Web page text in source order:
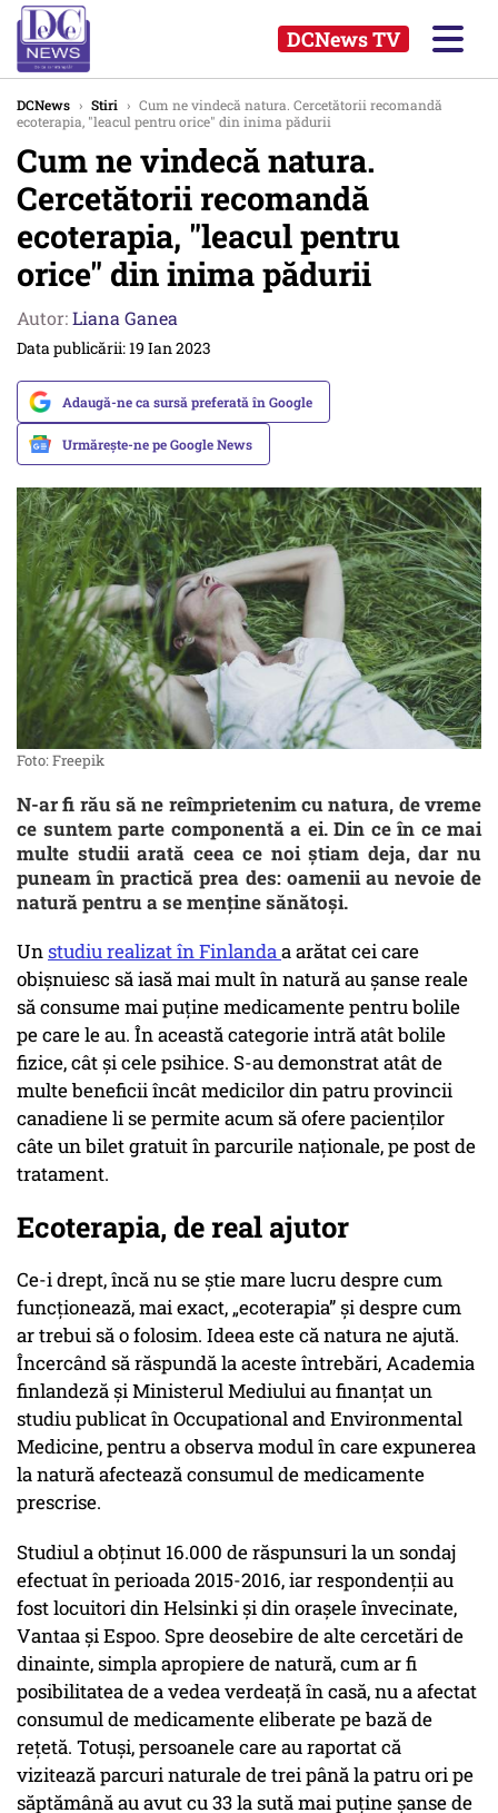
DCNews TV
DCNews › Stiri › Cum ne vindecă natura. Cercetătorii recomandă
ecoterapia, "leacul pentru orice" din inima pădurii
Cum ne vindecă natura.
Cercetătorii recomandă
ecoterapia, "leacul pentru
orice" din inima pădurii
Autor:Liana Ganea
Data publicării: 19 Ian 2023
Adaugă-ne ca sursă preferată în Google
Urmărește-ne pe Google News
Foto: Freepik
N-ar fi rău să ne reîmprietenim cu natura, de vreme
ce suntem parte componentă a ei. Din ce în ce mai
multe studii arată ceea ce noi știam deja, dar nu
puneam în practică prea des: oamenii au nevoie de
natură pentru a se menține sănătoși.
Unstudiu realizat în Finlandaa arătat cei care
obișnuiesc să iasă mai mult în natură au șanse reale
să consume mai puține medicamente pentru bolile
pe care le au. În această categorie intră atât bolile
fizice, cât și cele psihice. S-au demonstrat atât de
multe beneficii încât medicilor din patru provincii
canadiene li se permite acum să ofere pacienților
câte un bilet gratuit în parcurile naționale, pe post de
tratament.
Ecoterapia, de real ajutor
Ce-i drept, încă nu se știe mare lucru despre cum
funcționează, mai exact, „ecoterapia” și despre cum
ar trebui să o folosim. Ideea este că natura ne ajută.
Încercând să răspundă la aceste întrebări, Academia
finlandeză și Ministerul Mediului au finanțat un
studiu publicat în Occupational and Environmental
Medicine, pentru a observa modul în care expunerea
la natură afectează consumul de medicamente
prescrise.
Studiul a obținut 16.000 de răspunsuri la un sondaj
efectuat în perioada 2015-2016, iar respondenții au
fost locuitori din Helsinki și din orașele învecinate,
Vantaa și Espoo. Spre deosebire de alte cercetări de
dinainte, simpla apropiere de natură, cum ar fi
posibilitatea de a vedea verdeață în casă, nu a afectat
consumul de medicamente eliberate pe bază de
rețetă. Totuși, persoanele care au raportat că
vizitează parcuri naturale de trei până la patru ori pe
săptămână au avut cu 33 la sută mai puține șanse de